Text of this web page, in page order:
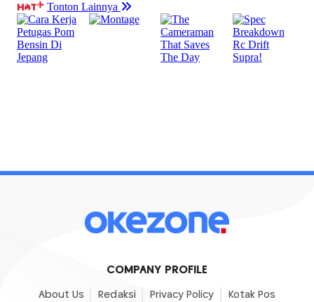
COMPANY PROFILE
About Us Redaksi Privacy Policy Kotak Pos